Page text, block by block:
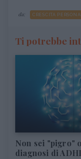
da: CRESCITA
Ti potrebbe
Non sei "pigro"
diagnosi di